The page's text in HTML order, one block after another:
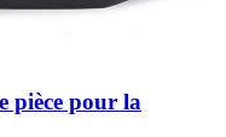
pièce pour la